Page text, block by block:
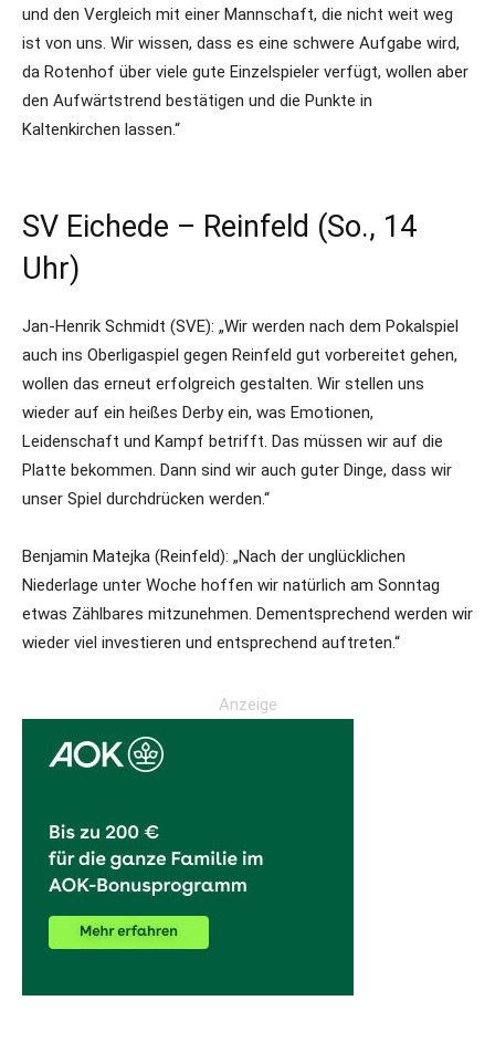
und den Vergleich mit einer Mannschaft, die nicht weit weg
ist von uns. Wir wissen, dass es eine schwere Aufgabe wird,
da Rotenhof über viele gute Einzelspieler verfügt, wollen aber
den Aufwärtstrend bestätigen und die Punkte in
Kaltenkirchen lassen.“
SV Eichede – Reinfeld (So., 14
Uhr)
Jan-Henrik Schmidt (SVE): „Wir werden nach dem Pokalspiel
auch ins Oberligaspiel gegen Reinfeld gut vorbereitet gehen,
wollen das erneut erfolgreich gestalten. Wir stellen uns
wieder auf ein heißes Derby ein, was Emotionen,
Leidenschaft und Kampf betrifft. Das müssen wir auf die
Platte bekommen. Dann sind wir auch guter Dinge, dass wir
unser Spiel durchdrücken werden.“
Benjamin Matejka (Reinfeld): „Nach der unglücklichen
Niederlage unter Woche hoffen wir natürlich am Sonntag
etwas Zählbares mitzunehmen. Dementsprechend werden wir
wieder viel investieren und entsprechend auftreten.“
Anzeige